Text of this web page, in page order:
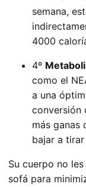
semana,
4000
4º
como el
a una
conversión
más ganas
bajar a
Su cuerpo no
sofá para